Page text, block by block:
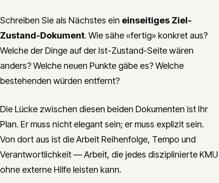
Schreiben Sie als Nächstes ein einseitiges Ziel-
Zustand-Dokument. Wie sähe «fertig» konkret aus?
Welche der Dinge auf der Ist-Zustand-Seite wären
anders? Welche neuen Punkte gäbe es? Welche
bestehenden würden entfernt?
Die Lücke zwischen diesen beiden Dokumenten ist Ihr
Plan. Er muss nicht elegant sein; er muss explizit sein.
Von dort aus ist die Arbeit Reihenfolge, Tempo und
Verantwortlichkeit — Arbeit, die jedes disziplinierte KMU
ohne externe Hilfe leisten kann.